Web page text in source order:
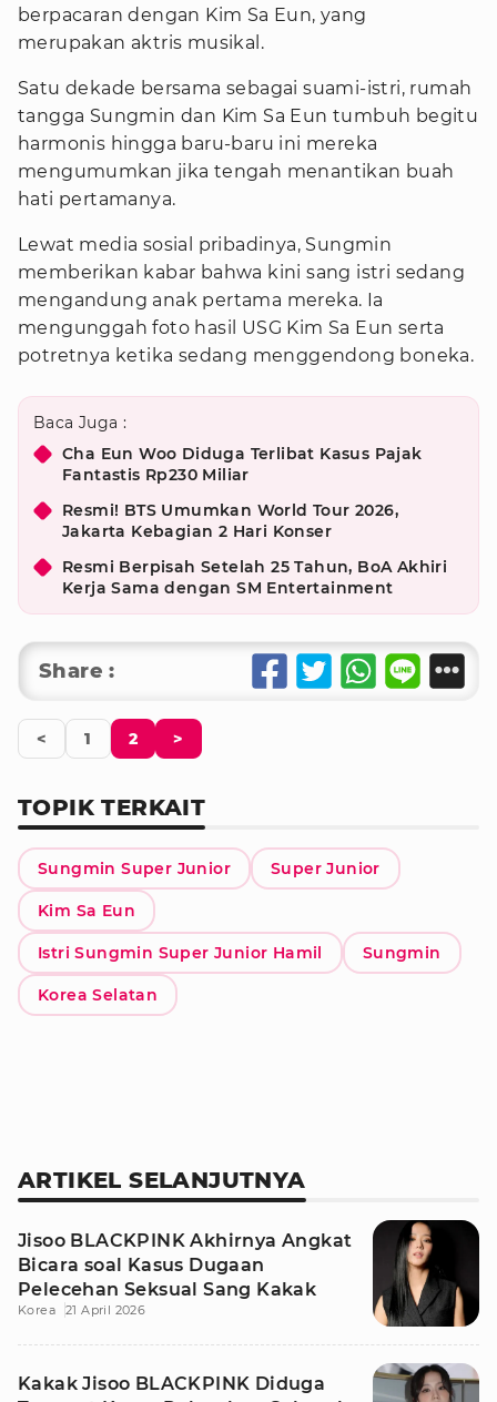
berpacaran dengan Kim Sa Eun, yang
merupakan aktris musikal.
Satu dekade bersama sebagai suami-istri, rumah
tangga Sungmin dan Kim Sa Eun tumbuh begitu
harmonis hingga baru-baru ini mereka
mengumumkan jika tengah menantikan buah
hati pertamanya.
Lewat media sosial pribadinya, Sungmin
memberikan kabar bahwa kini sang istri sedang
mengandung anak pertama mereka. Ia
mengunggah foto hasil USG Kim Sa Eun serta
potretnya ketika sedang menggendong boneka.
Baca Juga :
Cha Eun Woo Diduga Terlibat Kasus Pajak
Fantastis Rp230 Miliar
Resmi! BTS Umumkan World Tour 2026,
Jakarta Kebagian 2 Hari Konser
Resmi Berpisah Setelah 25 Tahun, BoA Akhiri
Kerja Sama dengan SM Entertainment
Share :
< 1 2 >
TOPIK TERKAIT
Sungmin Super Junior Super Junior
Kim Sa Eun
Istri Sungmin Super Junior Hamil Sungmin
Korea Selatan
ARTIKEL SELANJUTNYA
Jisoo BLACKPINK Akhirnya Angkat
Bicara soal Kasus Dugaan
Pelecehan Seksual Sang Kakak
Korea 21 April 2026
Kakak Jisoo BLACKPINK Diduga